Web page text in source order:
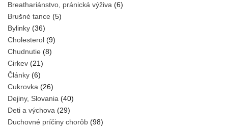
Breathariánstvo, pránická výživa (6)
Brušné tance (5)
Bylinky (36)
Cholesterol (9)
Chudnutie (8)
Cirkev (21)
Články (6)
Cukrovka (26)
Dejiny, Slovania (40)
Deti a výchova (29)
Duchovné príčiny chorôb (98)